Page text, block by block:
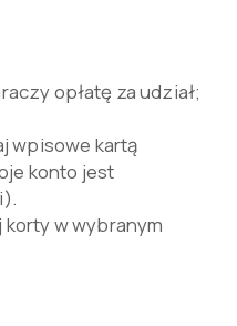
opłatę za udział;
wpisowe kartą
konto jest
w wybranym